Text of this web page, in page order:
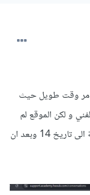
مر وقت طويل حيث
و لكن الموقع لم
يعمل معي بالشكل المطلوب و استمرت هذه المشكلة الى تاريخ 14 وبعد ان